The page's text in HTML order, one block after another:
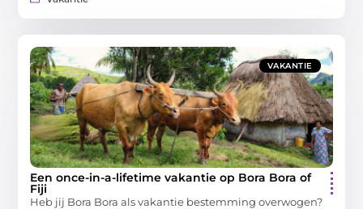
VAKANTIE
Een once-in-a-lifetime vakantie op Bora Bora of
Fiji
Heb jij Bora Bora als vakantie bestemming overwogen?